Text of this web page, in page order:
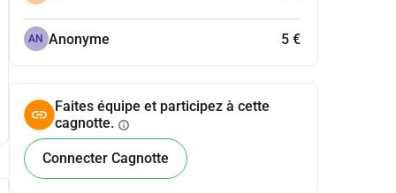
AN Anonyme 5 €
Faites équipe et participez à cette
cagnotte. info
Connecter Cagnotte